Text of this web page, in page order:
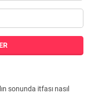
sonunda itfası nasıl